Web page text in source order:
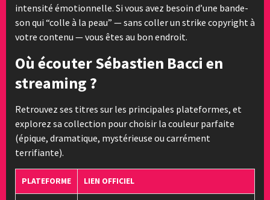
intensité émotionnelle. Si vous avez besoin d’une bande-
son qui “colle à la peau” — sans coller un strike copyright à
votre contenu — vous êtes au bon endroit.
Où écouter Sébastien Bacci en
streaming ?
Retrouvez ses titres sur les principales plateformes, et
explorez sa collection pour choisir la couleur parfaite
(épique, dramatique, mystérieuse ou carrément
terrifiante).
PLATEFORME LIEN OFFICIEL